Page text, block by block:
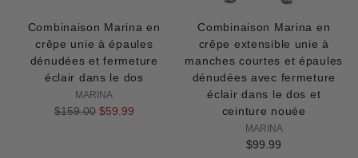
Combinaison Marina en
crêpe unie à épaules
dénudées et fermeture
éclair dans le dos
MARINA
Prix
$159.00 $59.99
Combinaison Marina en
crêpe extensible unie à
manches courtes et épaules
dénudées avec fermeture
éclair dans le dos et
ceinture nouée
MARINA
$99.99